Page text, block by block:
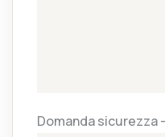
Domanda sicurezza